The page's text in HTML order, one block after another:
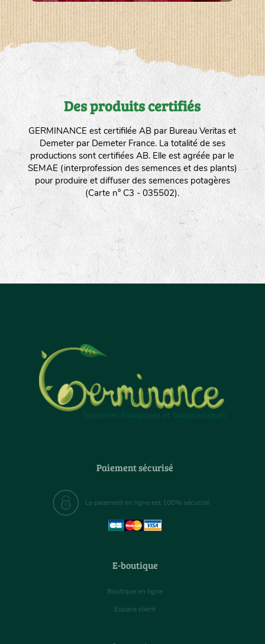
Des produits certifiés
GERMINANCE est certifilée AB par Bureau Veritas et
Demeter par Demeter France. La totalité de ses
productions sont certifiées AB. Elle est agréée par le
SEMAE (interprofession des semences et des plants)
pour produire et diffuser des semences potagères
(Carte n° C3 - 035502).
Paiement sécurisé
Le paiement en ligne est 100% sécurisé
E-boutique
Boutique en ligne
Espace client